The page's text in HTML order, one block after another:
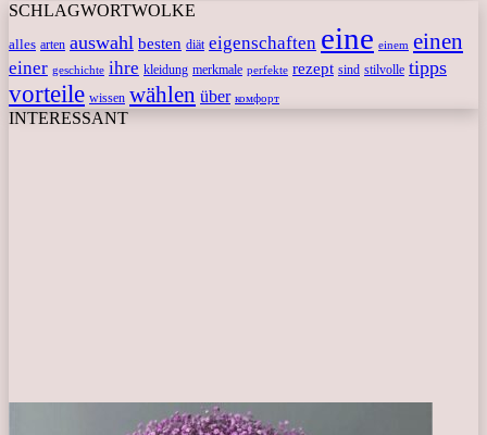
SCHLAGWORTWOLKE
alles arten auswahl besten diät eigenschaften eine einem einen
einer geschichte ihre kleidung merkmale perfekte rezept sind stilvolle tipps
vorteile wissen wählen über комфорт
INTERESSANT